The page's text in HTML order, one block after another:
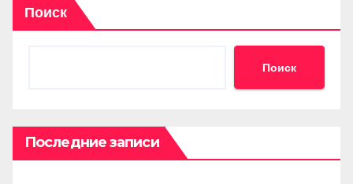
Поиск
Поиск
Последние записи